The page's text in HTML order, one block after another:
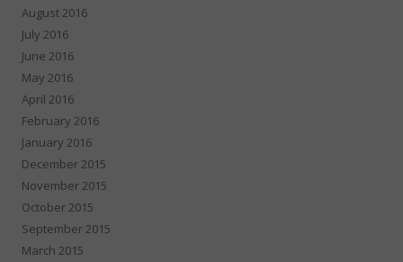
August 2016
July 2016
June 2016
May 2016
April 2016
February 2016
January 2016
December 2015
November 2015
October 2015
September 2015
March 2015